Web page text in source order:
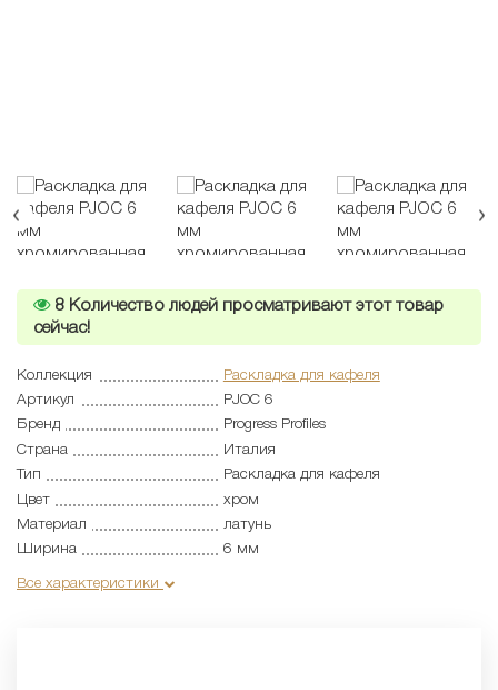
8 Количество людей просматривают этот товар
сейчас!
Коллекция
Раскладка для кафеля
Артикул
PJOC 6
Бренд
Progress Profiles
Страна
Италия
Тип
Раскладка для кафеля
Цвет
хром
Материал
латунь
Ширина
6 мм
Все характеристики